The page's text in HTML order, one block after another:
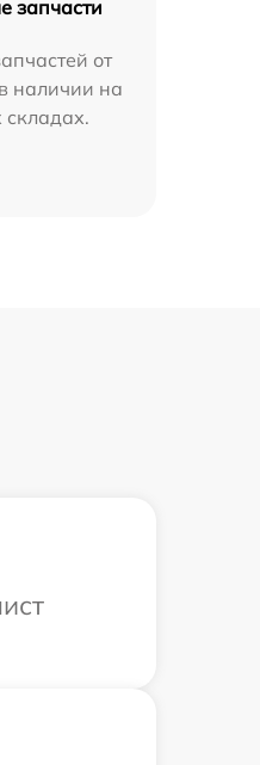
запчасти
от
наличии на
складах.